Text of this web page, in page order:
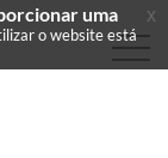
uma
o website está
x